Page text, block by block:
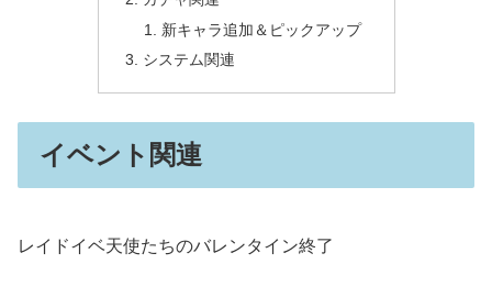
新キャラ追加＆ピックアップ
システム関連
イベント関連
レイドイベ天使たちのバレンタイン終了